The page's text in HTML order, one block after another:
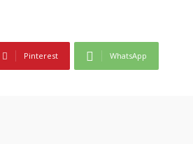
Pinterest WhatsApp